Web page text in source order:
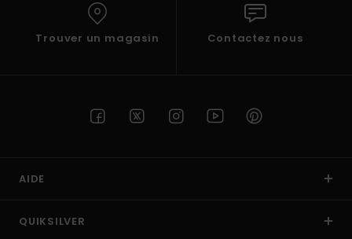
Trouver un magasin Contactez nous
AIDE
QUIKSILVER